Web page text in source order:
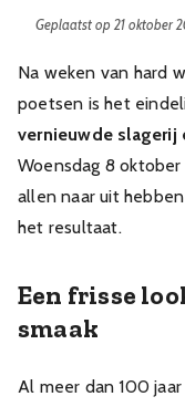
Geplaatst op 21 oktober
Na weken van hard
poetsen is het
vernieuwde slagerij
Woensdag 8
allen naar uit
het resultaat.
Een frisse
smaak
Al meer dan 100